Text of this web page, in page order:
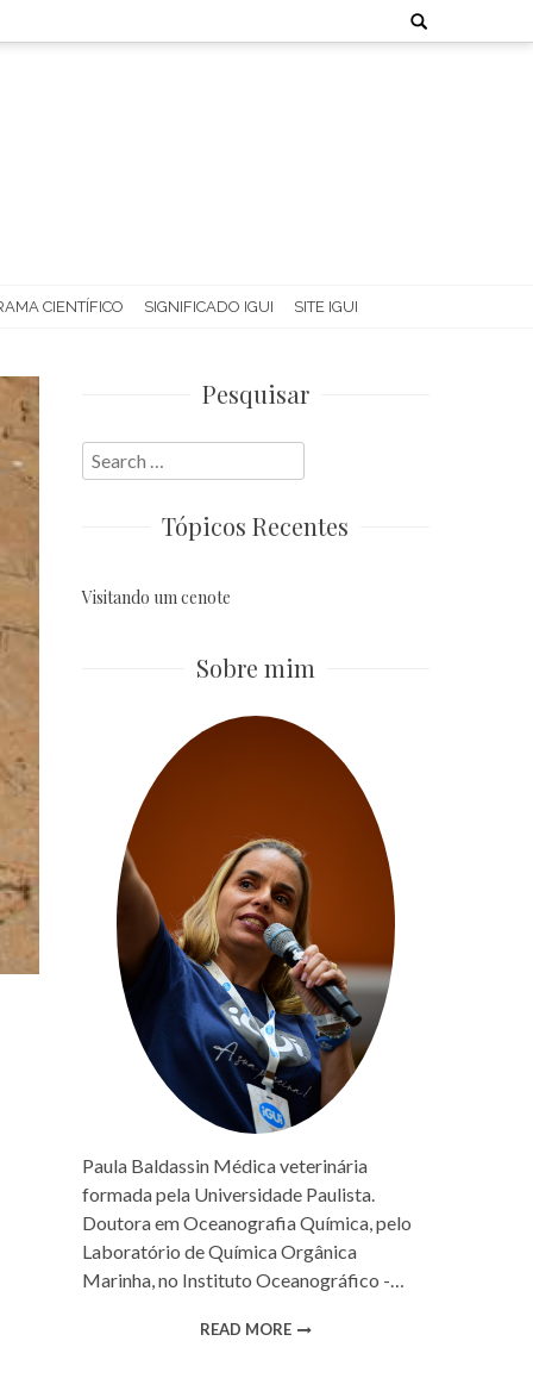
Search
for:
CIENTÍFICO SIGNIFICADO IGUI SITE IGUI
Pesquisar
Search
for:
Tópicos Recentes
Visitando um cenote
Sobre mim
Paula Baldassin Médica veterinária
formada pela Universidade Paulista.
Doutora em Oceanografia Química, pelo
Laboratório de Química Orgânica
Marinha, no Instituto Oceanográfico -…
READ MORE